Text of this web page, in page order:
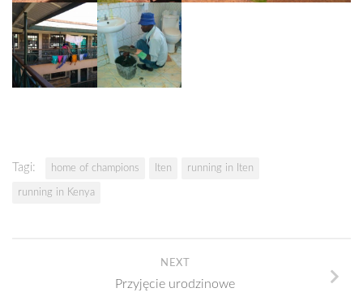
Tagi: home of champions Iten running in Iten
running in Kenya
NEXT
Przyjęcie urodzinowe